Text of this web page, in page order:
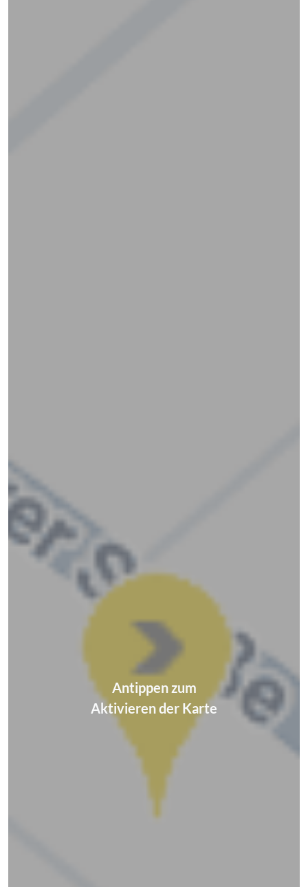
Antippen zum
Aktivieren der Karte